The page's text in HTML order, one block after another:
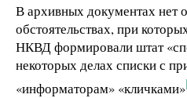
В архивных документах нет
обстоятельствах, при
НКВД формировали штат
некоторых делах списки с
«информаторам» «кличками»